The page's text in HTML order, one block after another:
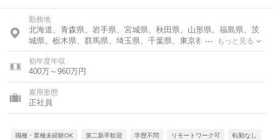
勤務地
北海道、青森県、岩手県、宮城県、秋田県、山形県、福島県、茨
城県、栃木県、群馬県、埼玉県、千葉県、東京都、神奈川県、富
山県、石川県、福井県、新潟県、山梨県、長野県、岐阜県、静岡
県、愛知県、三重県、滋賀県、京都府、大阪府、兵庫県、奈良
県、和歌山県、鳥取県、島根県、岡山県、広島県、山口県、徳島
県、香川県、愛媛県、高知県、福岡県、佐賀県、長崎県、熊本
県、大分県、宮崎県、鹿児島県、沖縄県
もっと見る
初年度年収
400万～960万円
雇用形態
正社員
職種・業種未経験OK 第二新卒歓迎 学歴不問 リモートワーク可 転勤なし